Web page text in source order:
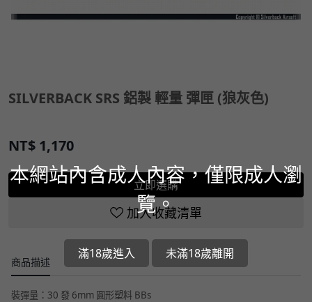
SILVERBACK SRS 鋁製 輕量 彈匣 (狼灰色)
NT$ 1,170
立即選購
加入收藏清單
商品描述
裝彈量：30 發 6mm 圓形塑料 BBs
本網站內含成人內容，僅限成人瀏
覽。
滿18歲進入 未滿18歲離開